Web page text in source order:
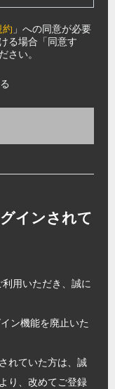
約 」への同意が必要
る場合「同意す
さい。
インされて
用いただき、誠に
ン機能を廃止いた
れていた方は、誠
り、改めてご登録